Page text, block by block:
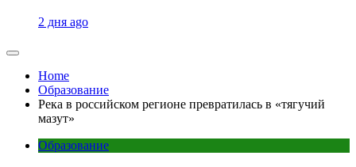
2 дня ago
Home
Образование
Река в российском регионе превратилась в «тягучий
мазут»
Образование